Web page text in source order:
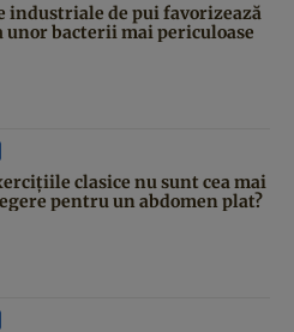
industriale de pui favorizează
unor bacterii mai periculoase
clasice nu sunt cea mai
pentru un abdomen plat?